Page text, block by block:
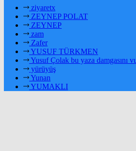
ziyaretx
ZEYNEP POLAT
ZEYNEP
zam
Zafer
YUSUF TÜRKMEN
Yusuf Çolak bu yaza damgasını
yürüyüş
Yunan
YUMAKLI